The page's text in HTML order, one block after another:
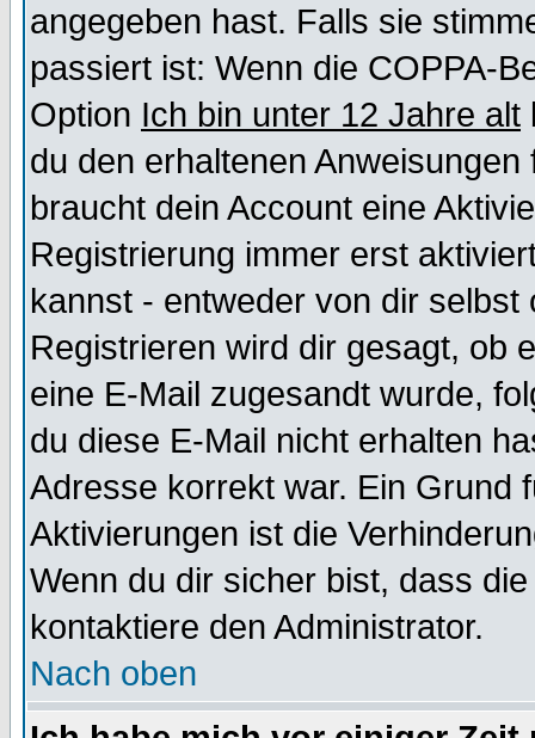
angegeben hast. Falls sie
passiert ist: Wenn die COPPA-
Option Ich bin unter 12 Jahre alt
du den erhaltenen
braucht dein Account eine
Registrierung immer erst
kannst - entweder von dir selbst
Registrieren wird dir gesagt, ob
eine E-Mail zugesandt wurde,
du diese E-Mail nicht erhalten
Adresse korrekt war. Ein Grund
Aktivierungen ist die
Wenn du dir sicher bist, dass
kontaktiere den Administrator.
Nach oben